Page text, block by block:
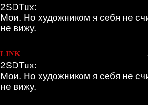
2SDTux:
Мои. Но художником я себя не
не вижу.
LINK
2SDTux:
Мои. Но художником я себя не
не вижу.